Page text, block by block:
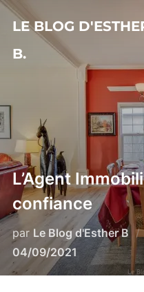
Aller
contenu
LE BLOG
B.
L’Agent
confiance
par Le Blog d'Esther B
04/09/2021